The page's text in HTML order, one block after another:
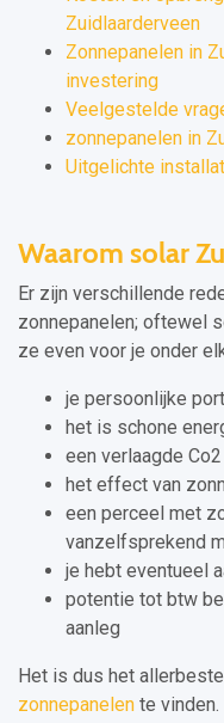
Zuidlaarderveen
Zonnepanelen in
investering
Veelgestelde
zonnepanelen in
Uitgelichte
Waarom solar
Er zijn verschillende
zonnepanelen; oftewel
ze even voor je onder
je persoonlijke
het is schone
een verlaagde
het effect van
een perceel met
vanzelfsprekend
je hebt eventueel
potentie tot btw
aanleg
Het is dus het
zonnepanelen te